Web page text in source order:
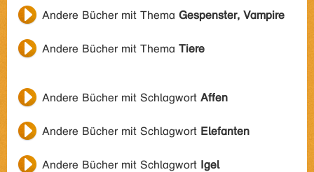
Andere Bücher mit Thema Gespenster, Vampire
Andere Bücher mit Thema Tiere
Andere Bücher mit Schlagwort Affen
Andere Bücher mit Schlagwort Elefanten
Andere Bücher mit Schlagwort Igel